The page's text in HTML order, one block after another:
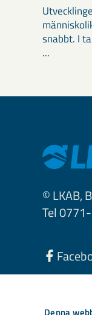
Denna
snabbt. I
...
© LKAB,
Tel